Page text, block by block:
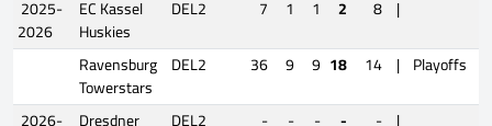
2025-
2026
EC Kassel
Huskies
DEL2 7 1 1 2 8 |
Ravensburg
Towerstars
DEL2 36 9 9 18 14 | Playoffs
2026-
Dresdner
DEL2 - - - - - |